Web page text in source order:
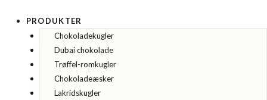
indholdet
PRODUKTER
Chokoladekugler
Dubai chokolade
Trøffel-romkugler
Chokoladeæsker
Lakridskugler